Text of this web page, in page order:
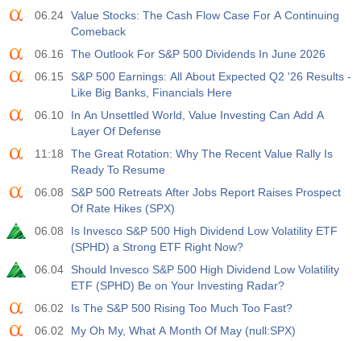
06.24 Value Stocks: The Cash Flow Case For A Continuing
Comeback
06.16
The Outlook For S&P 500 Dividends In June 2026
06.15
S&P 500 Earnings: All About Expected Q2 '26 Results -
Like Big Banks, Financials Here
06.10
In An Unsettled World, Value Investing Can Add A
Layer Of Defense
11:18
The Great Rotation: Why The Recent Value Rally Is
Ready To Resume
06.08
S&P 500 Retreats After Jobs Report Raises Prospect
Of Rate Hikes (SPX)
06.08
Is Invesco S&P 500 High Dividend Low Volatility ETF
(SPHD) a Strong ETF Right Now?
06.04
Should Invesco S&P 500 High Dividend Low Volatility
ETF (SPHD) Be on Your Investing Radar?
06.02
Is The S&P 500 Rising Too Much Too Fast?
06.02
My Oh My, What A Month Of May (null:SPX)